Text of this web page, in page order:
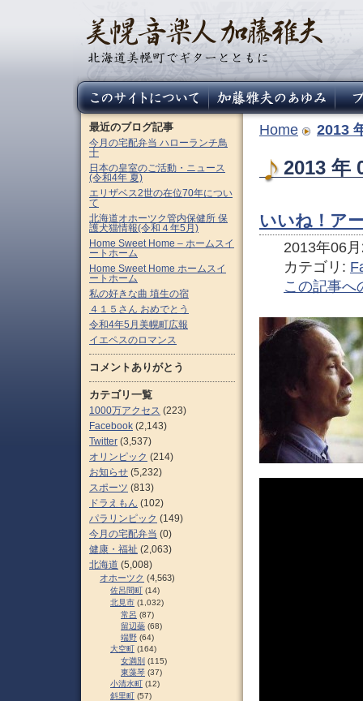
Home 2013
2013 年
いいね！ア
2013年06
カテゴリ:
この記事へ
最近のブログ記事
今月の宅配弁当 ハローランチ鳥
十
日本の皇室のご活動・ニュース
(令和4年 夏)
エリザベス2世の在位70年につい
て
北海道オホーツク管内保健所 保
護犬猫情報(令和４年5月)
Home Sweet Home – ホームスイ
ートホーム
Home Sweet Home ホームスイ
ートホーム
私の好きな曲 埴生の宿
４１５さん おめでとう
令和4年5月美幌町広報
イエペスのロマンス
コメントありがとう
カテゴリ一覧
1000万アクセス (223)
Facebook (2,143)
Twitter (3,537)
オリンピック (214)
お知らせ (5,232)
スポーツ (813)
ドラえもん (102)
パラリンピック (149)
今月の宅配弁当 (0)
健康・福祉 (2,063)
北海道 (5,008)
オホーツク (4,563)
佐呂間町 (14)
北見市 (1,032)
常呂 (87)
留辺蘂 (68)
端野 (64)
大空町 (164)
女満別 (115)
東藻琴 (37)
小清水町 (12)
斜里町 (57)